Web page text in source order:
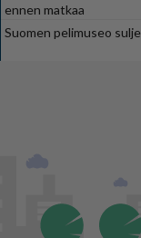
ennen matkaa
Suomen pelimuseo